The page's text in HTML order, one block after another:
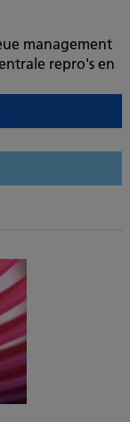
management
repro's en